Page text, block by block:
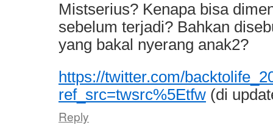
Mistserius? Kenapa bisa
sebelum terjadi? Bahkan
yang bakal nyerang anak2?
https://twitter.com/
ref_src=twsrc%5Etfw (di
Reply